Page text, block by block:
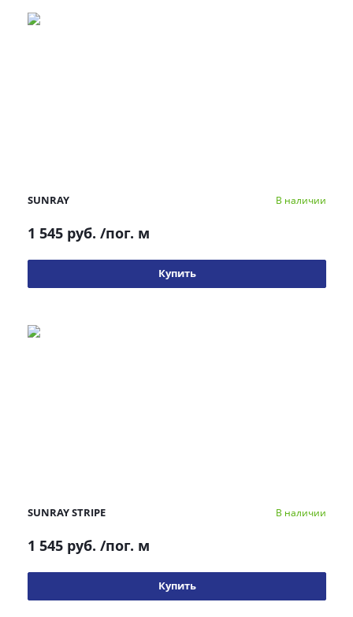
SUNRAY В наличии
1 545 руб. /пог. м
Купить
SUNRAY STRIPE В наличии
1 545 руб. /пог. м
Купить